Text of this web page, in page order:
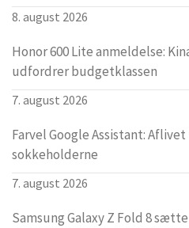
8. august 2026
Honor 600 Lite anmeldelse:
udfordrer budgetklassen
7. august 2026
Farvel Google Assistant:
sokkeholderne
7. august 2026
Samsung Galaxy Z Fold 8